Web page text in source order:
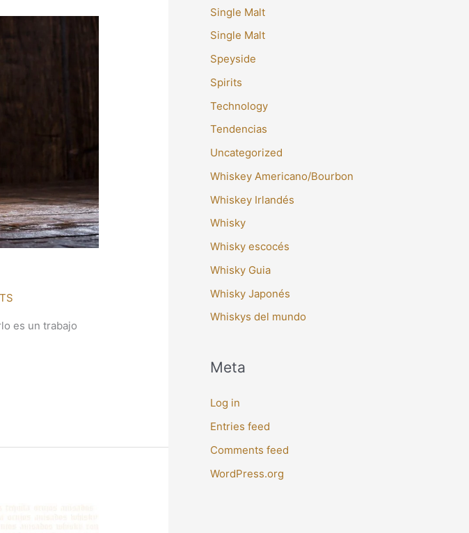
es un trabajo
Single Malt
Single Malt
Speyside
Spirits
Technology
Tendencias
Uncategorized
Whiskey Americano/Bourbon
Whiskey Irlandés
Whisky
Whisky escocés
Whisky Guia
Whisky Japonés
Whiskys del mundo
Meta
Log in
Entries feed
Comments feed
WordPress.org